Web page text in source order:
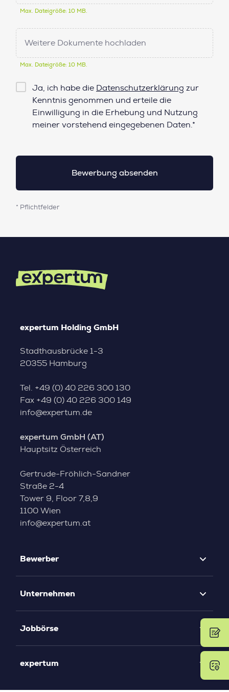
Max. Dateigröße: 10 MB.
Weitere Dokumente hochladen
Max. Dateigröße: 10 MB.
Checkbox
Datenschutz*
Ja, ich habe die Datenschutzerklärung zur
Kenntnis genommen und erteile die
Einwilligung in die Erhebung und Nutzung
meiner vorstehend eingegebenen Daten.*
* Pflichtfelder
expertum Holding GmbH
Stadthausbrücke 1-3
20355 Hamburg
Tel. +49 (0) 40 226 300 130
Fax +49 (0) 40 226 300 149
info@expertum.de
expertum GmbH (AT)
Hauptsitz Österreich
Gertrude-Fröhlich-Sandner
Straße 2-4
Tower 9, Floor 7,8,9
1100 Wien
info@expertum.at
Bewerber
Unternehmen
Jobbörse
expertum